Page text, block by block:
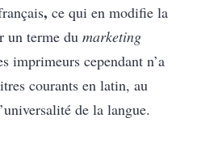
, ce qui en modifie la
un terme du marketing
imprimeurs cependant n’a
courants en latin, au
de la langue.